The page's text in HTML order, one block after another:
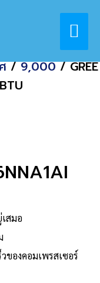
BTU
/9,000/ GREE
สมอ
ของคอมเพรสเซอร์